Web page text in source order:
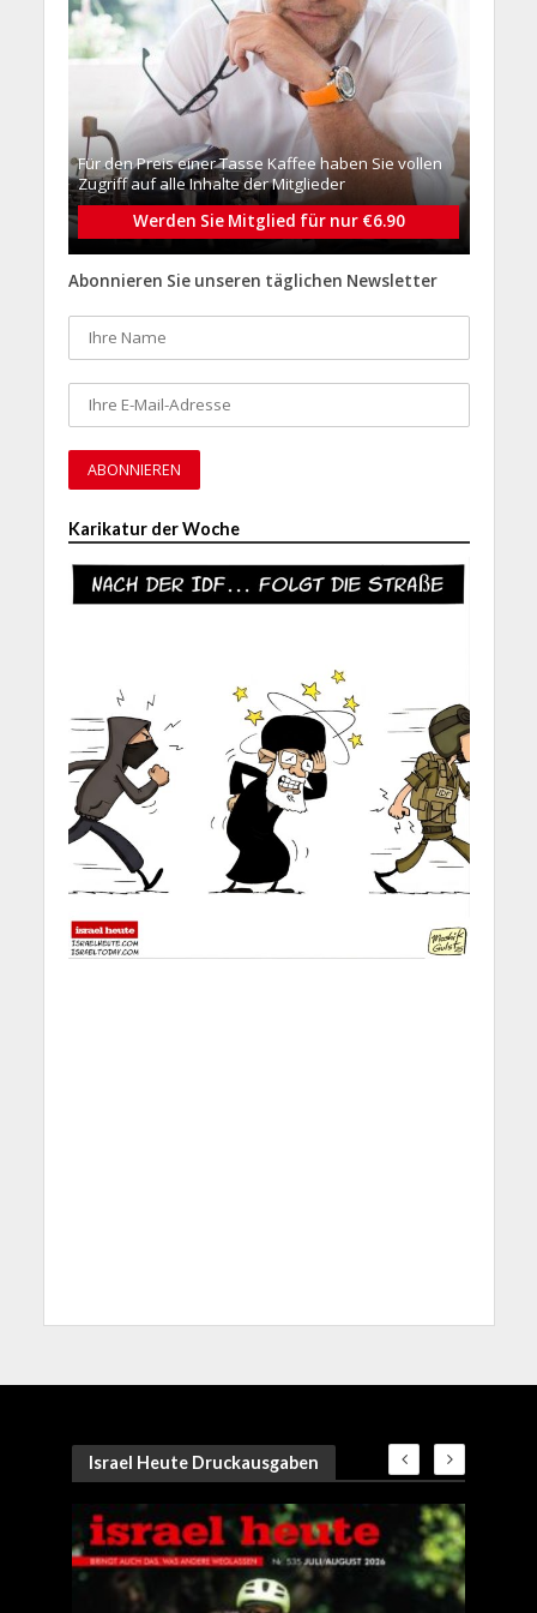
Für den Preis einer Tasse Kaffee haben Sie vollen
Zugriff auf alle Inhalte der Mitglieder
Werden Sie Mitglied für nur €6.90
Abonnieren Sie unseren täglichen Newsletter
Karikatur der Woche
Israel Heute Druckausgaben